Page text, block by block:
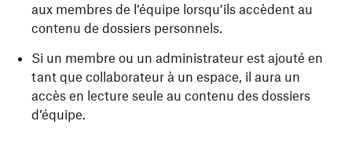
aux membres de l’équipe lorsqu’ils accèdent au
contenu de dossiers personnels.
Si un membre ou un administrateur est ajouté en
tant que collaborateur à un espace, il aura un
accès en lecture seule au contenu des dossiers
d’équipe.